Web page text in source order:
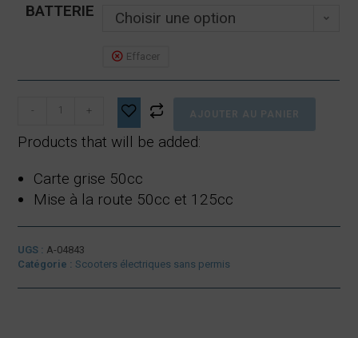
BATTERIE Choisir une option
Effacer
opai
ou
- + AJOUTER AU PANIER
Products that will be added:
Carte grise 50cc
Mise à la route 50cc et 125cc
UGS : A-04843
Catégorie : Scooters électriques sans permis